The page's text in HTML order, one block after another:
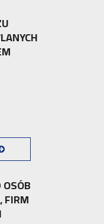
FIRM